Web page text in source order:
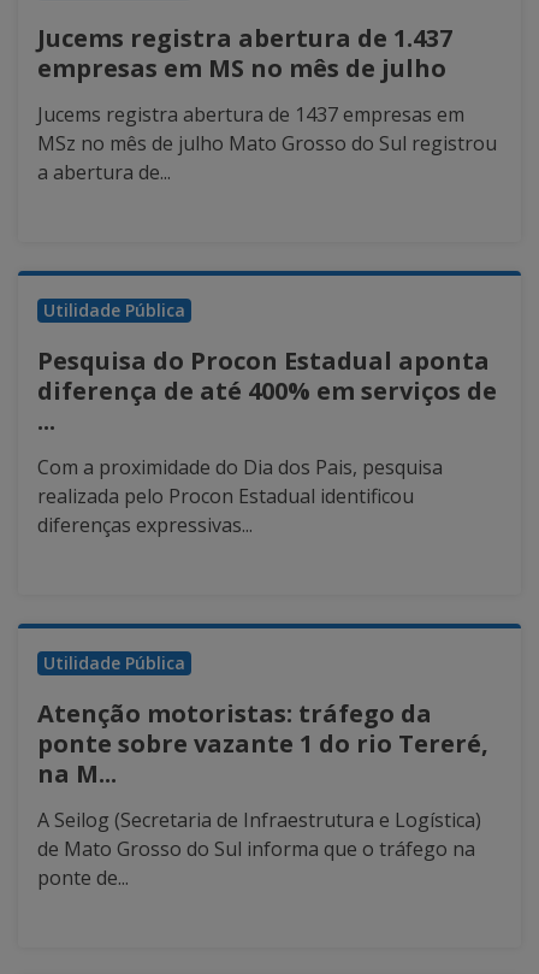
Jucems registra abertura de 1.437
empresas em MS no mês de julho
Jucems registra abertura de 1437 empresas em
MSz no mês de julho Mato Grosso do Sul registrou
a abertura de...
Utilidade Pública
Pesquisa do Procon Estadual aponta
diferença de até 400% em serviços de
...
Com a proximidade do Dia dos Pais, pesquisa
realizada pelo Procon Estadual identificou
diferenças expressivas...
Utilidade Pública
Atenção motoristas: tráfego da
ponte sobre vazante 1 do rio Tereré,
na M...
A Seilog (Secretaria de Infraestrutura e Logística)
de Mato Grosso do Sul informa que o tráfego na
ponte de...